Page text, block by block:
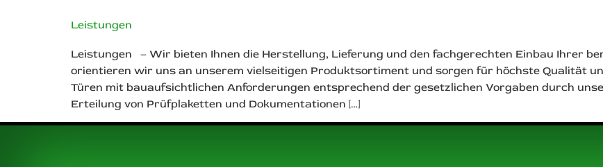
Leistungen
Leistungen – Wir bieten Ihnen die Herstellung, Lieferung und den fachgerechten Einbau Ihrer
orientieren wir uns an unserem vielseitigen Produktsortiment und sorgen für höchste Qualität
Türen mit bauaufsichtlichen Anforderungen entsprechend der gesetzlichen Vorgaben durch
Erteilung von Prüfplaketten und Dokumentationen […]